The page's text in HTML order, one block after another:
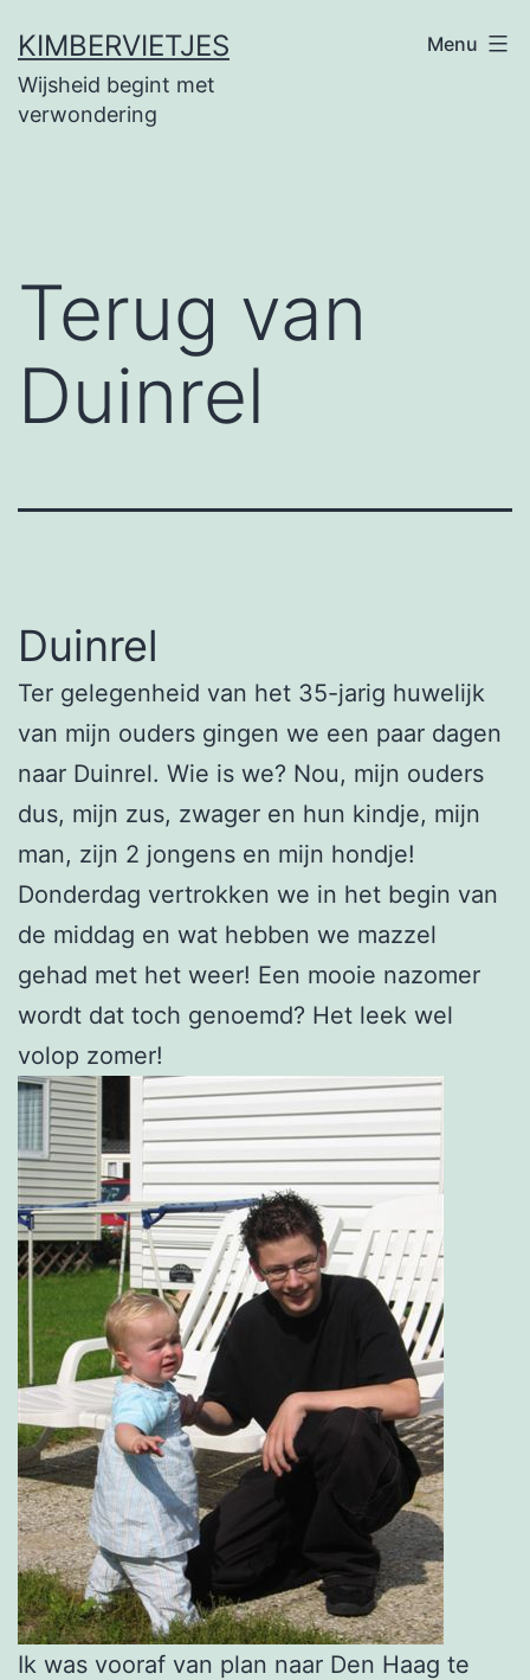
naar
de
KIMBERVIETJES
Wijsheid begint met
verwondering
Menu
Terug van
Duinrel
Duinrel
Ter gelegenheid van het 35-jarig huwelijk
van mijn ouders gingen we een paar dagen
naar Duinrel. Wie is we? Nou, mijn ouders
dus, mijn zus, zwager en hun kindje, mijn
man, zijn 2 jongens en mijn hondje!
Donderdag vertrokken we in het begin van
de middag en wat hebben we mazzel
gehad met het weer! Een mooie nazomer
wordt dat toch genoemd? Het leek wel
volop zomer!
Ik was vooraf van plan naar Den Haag te